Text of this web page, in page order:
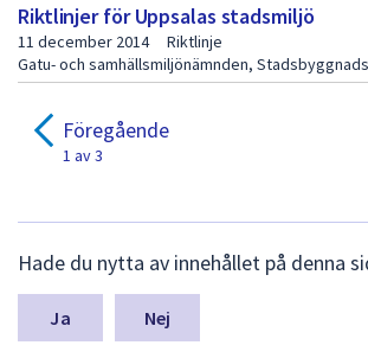
Riktlinjer för Uppsalas stadsmiljö
11 december 2014
Riktlinje
Gatu- och samhällsmiljönämnden,
Föregående
1 av 3
ä
m
a
Hade du nytta av innehållet på denna
Nej